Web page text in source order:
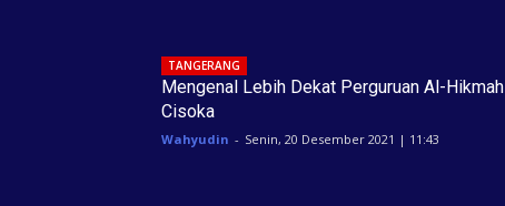
TANGERANG
Mengenal Lebih Dekat Perguruan Al-Hikmah
Cisoka
Wahyudin - Senin, 20 Desember 2021 | 11:43